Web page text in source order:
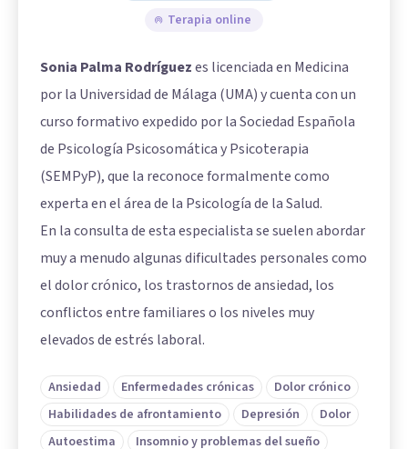
Terapia online
Sonia Palma Rodríguezes licenciada en Medicina
por la Universidad de Málaga (UMA) y cuenta con un
curso formativo expedido por la Sociedad Española
de Psicología Psicosomática y Psicoterapia
(SEMPyP), que la reconoce formalmente como
experta en el área de la Psicología de la Salud.
En la consulta de esta especialista se suelen abordar
muy a menudo algunas dificultades personales como
el dolor crónico, los trastornos de ansiedad, los
conflictos entre familiares o los niveles muy
elevados de estrés laboral.
Ansiedad Enfermedades crónicas
Dolor crónico
Habilidades de afrontamiento
Depresión
Dolor
Autoestima
Insomnio y problemas del sueño